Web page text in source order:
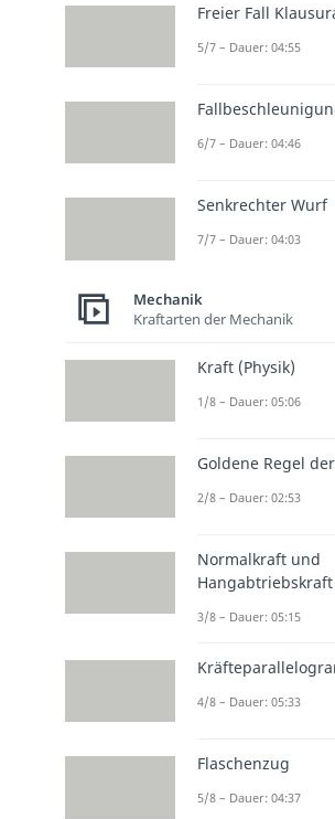
Freier Fall
5/7 – Dauer: 04:55
6/7 – Dauer: 04:46
Senkrechter Wurf
7/7 – Dauer: 04:03
Mechanik
Kraftarten der Mechanik
Kraft (Physik)
1/8 – Dauer: 05:06
Goldene Regel
2/8 – Dauer: 02:53
Normalkraft und
Hangabtriebskraft
3/8 – Dauer: 05:15
4/8 – Dauer: 05:33
Flaschenzug
5/8 – Dauer: 04:37